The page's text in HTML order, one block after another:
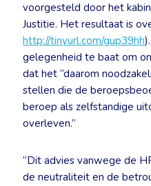
voorgesteld door het
Justitie. Het resultaat is
http://tinyurl.com/gup39hh
gelegenheid te baat om
dat het “daarom
stellen die de
beroep als zelfstandige
overleven.”
“Dit advies vanwege de
de neutraliteit en de